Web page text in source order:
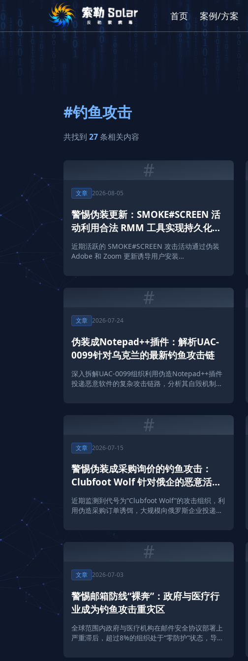
首页 案例/方案
#钓鱼攻击
共找到 27条相关内容
#
文章 2026-08-05
警惕伪装更新：SMOKE#SCREEN 活
动利用合法 RMM 工具实现持久化潜
伏
近期活跃的 SMOKE#SCREEN 攻击活动通过伪装
Adobe 和 Zoom 更新诱导用户安装
Solar 团队为您解析其攻击链及防护建议。
#
文章 2026-07-24
伪装成Notepad++插件：解析UAC-
0099针对乌克兰的最新钓鱼攻击链
深入拆解UAC-0099组织利用伪造Notepad++插件
投递恶意软件的复杂攻击链路，分析其自毁机制与
#
文章 2026-07-15
警惕伪装成采购询价的钓鱼攻击：
Clubfoot Wolf 针对俄企的恶意活动
解析
近期监测到代号为“Clubfoot Wolf”的攻击组织，利
用伪造采购订单诱饵，大规模向俄罗斯企业投递
#
文章 2026-07-03
警惕邮箱防线“裸奔”：政府与医疗行
业成为钓鱼攻击重灾区
全球范围内政府与医疗机构在邮件安全协议部署上
严重滞后，超过8%的组织处于“零防护”状态，导致